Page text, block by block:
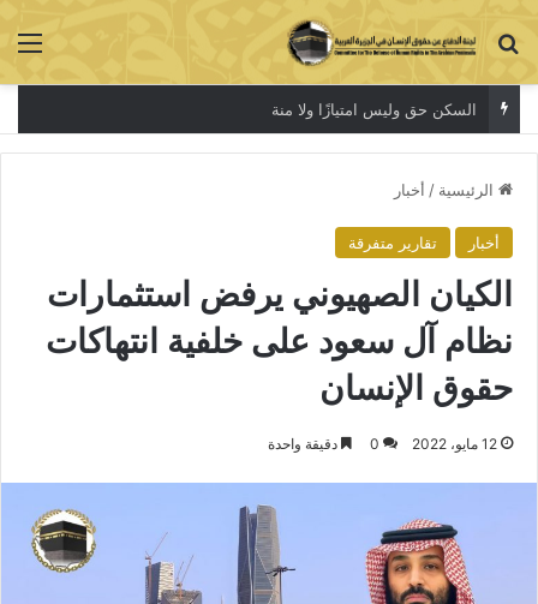
بحث عن
السكن حق وليس امتيازًا ولا منة
الرئيسية / أخبار
أخبار تقارير متفرقة
الكيان الصهيوني يرفض استثمارات
نظام آل سعود على خلفية انتهاكات
حقوق الإنسان
12 مايو، 2022 0 دقيقة واحدة